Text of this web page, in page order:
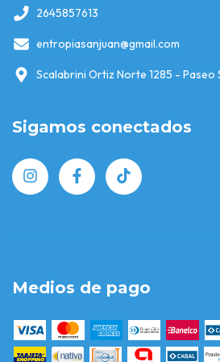
2645857613
entropiasanjuan@gmail.com
Scalabrini Ortiz Norte 1285 - Paseo
Sigamos conectados
Medios de pago